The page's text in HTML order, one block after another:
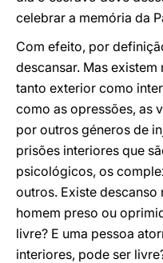
celebrar a memória da
Com efeito, por
descansar. Mas
tanto exterior como
como as opressões, as
por outros géneros de
prisões interiores que
psicológicos, os
outros. Existe descanso
homem preso ou
livre? E uma pessoa
interiores, pode ser